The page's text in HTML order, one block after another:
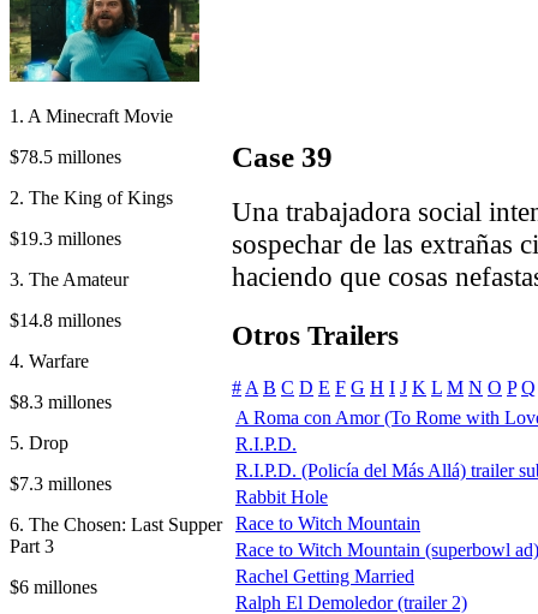
1. A Minecraft Movie
$78.5 millones
2. The King of Kings
$19.3 millones
3. The Amateur
$14.8 millones
4. Warfare
$8.3 millones
5. Drop
$7.3 millones
6. The Chosen: Last Supper
Part 3
$6 millones
Case 39
Una trabajadora social
sospechar de las extrañas
haciendo que cosas
Otros Trailers
# A B C D E F G H I J K L M N O P Q
A Roma con Amor (To Rome with
R.I.P.D.
R.I.P.D. (Policía del Más Allá) trailer
Rabbit Hole
Race to Witch Mountain
Race to Witch Mountain (superbowl ad)
Rachel Getting Married
Ralph El Demoledor (trailer 2)